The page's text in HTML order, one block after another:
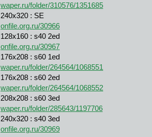
waper.ru/folder/310576/1351685
240x320 : SE
onfile.org.ru/30966
128x160 : s40 2ed
onfile.org.ru/30967
176x208 : s60 1ed
waper.ru/folder/264564/1068551
176x208 : s60 2ed
waper.ru/folder/264564/1068552
208x208 : s60 3ed
waper.ru/folder/285643/1197706
240x320 : s40 3ed
onfile.org.ru/30969